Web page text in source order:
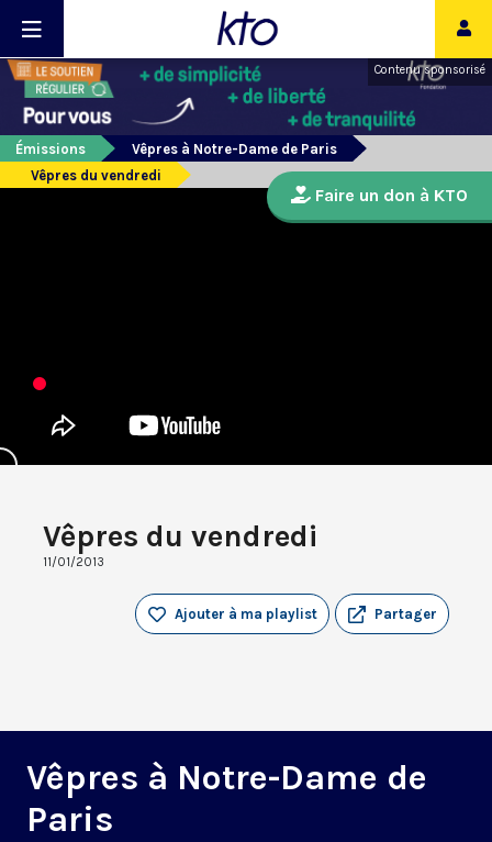
Contenu sponsorisé
Émissions
Vêpres à Notre-Dame de Paris
Vêpres du vendredi
Vêpres du vendredi
11/01/2013
Partager
Ajouter à ma playlist
Vêpres à Notre-Dame de
Paris
Faire un don à KTO